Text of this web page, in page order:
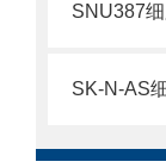
SNU387